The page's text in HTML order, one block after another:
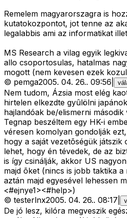
Remelem magyarorszagra is
kutatokozpontot, jot tenne az
legalabbis ami az informatikat
MS Research a vilag egyik
allo csoportosulas, hatalmas
mogott (nem kevesen ezek
© pemga2005. 04. 26.. 09:56
Nem tudom, Ázsia most elég
hirtelen elkezdte gyûlölni
hajlandóak be/elismerni
Tegnap beszéltem egy HK-i
véresen komolyan gondolják
hogy a saját vezetõségük játszik
lehet, hogy én tévedek, de az
is így csinálják, akkor US
majd õket (nincs is jobb taktika
aztán majd egyesével lehessen
<#ejnye1><#help>)
© testerlnx2005. 04. 26.. 08:17
De jó lesz, kilóra megveszik